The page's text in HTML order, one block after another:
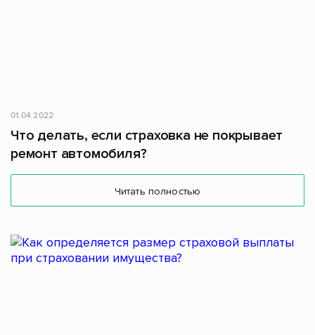
01.04.2022
Что делать, если страховка не покрывает
ремонт автомобиля?
Читать полностью